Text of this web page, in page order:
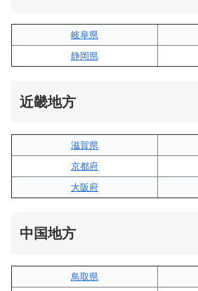
岐阜県
静岡県
近畿地方
滋賀県
京都府
大阪府
中国地方
鳥取県